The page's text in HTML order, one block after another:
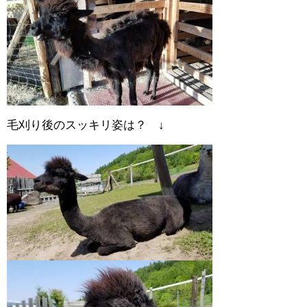
毛刈り後のスッキリ姿は？ ↓